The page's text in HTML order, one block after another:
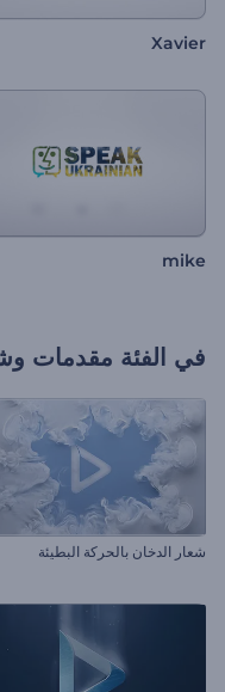
Xavier
mike
في الفئة مقدمات
شعار الدخان بالحركة البطيئة